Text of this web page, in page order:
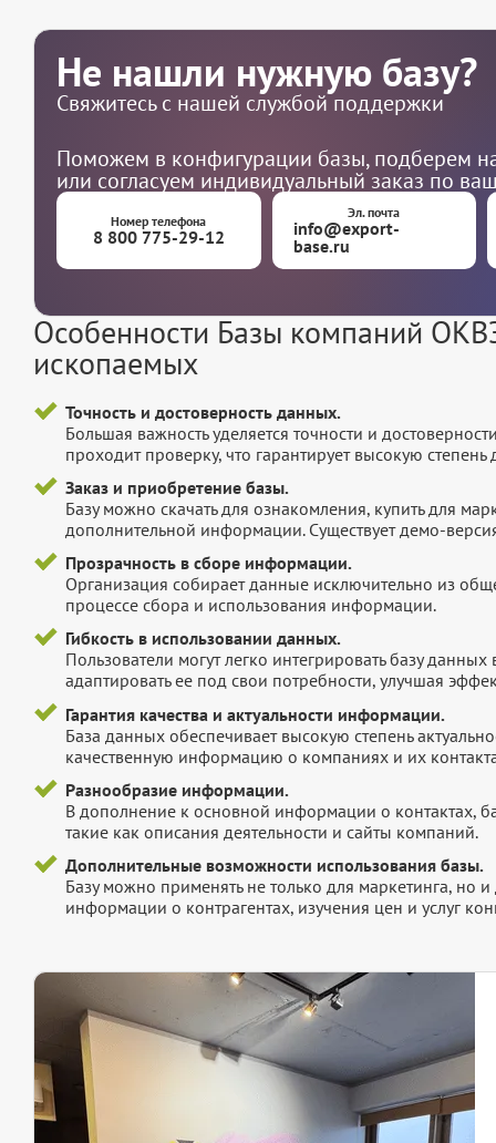
Не нашли нужную базу?
Свяжитесь с нашей службой поддержки
Поможем в конфигурации базы, подберем
или согласуем индивидуальный заказ по
Номер телефона
8 800 775-29-12
Эл. почта
info@export-
base.ru
Особенности Базы компаний
ископаемых
Точность и достоверность данных.
Большая важность уделяется точности и
проходит проверку, что гарантирует высокую
Заказ и приобретение базы.
Базу можно скачать для ознакомления, купить для
дополнительной информации. Существует демо-
Прозрачность в сборе информации.
Организация собирает данные исключительно из
процессе сбора и использования информации.
Гибкость в использовании данных.
Пользователи могут легко интегрировать базу
адаптировать ее под свои потребности, улучшая
Гарантия качества и актуальности информации.
База данных обеспечивает высокую степень
качественную информацию о компаниях и их
Разнообразие информации.
В дополнение к основной информации о контактах,
такие как описания деятельности и сайты компаний.
Дополнительные возможности использования базы.
Базу можно применять не только для маркетинга, но
информации о контрагентах, изучения цен и услуг